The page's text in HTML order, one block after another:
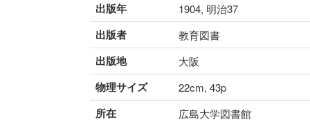
出版年 1904, 明治37
出版者 教育図書
出版地 大阪
物理サイズ 22cm, 43p
所在 広島大学図書館